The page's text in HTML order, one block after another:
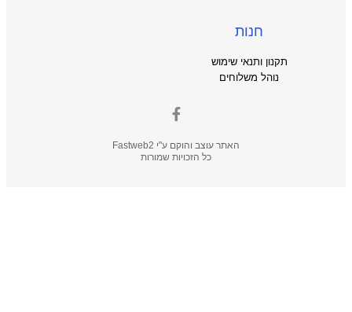
חנות
תקנון ותנאי שימוש
נוהל משלוחים
האתר עוצב והוקם ע"י Fastweb2
כל הזכויות שמורות